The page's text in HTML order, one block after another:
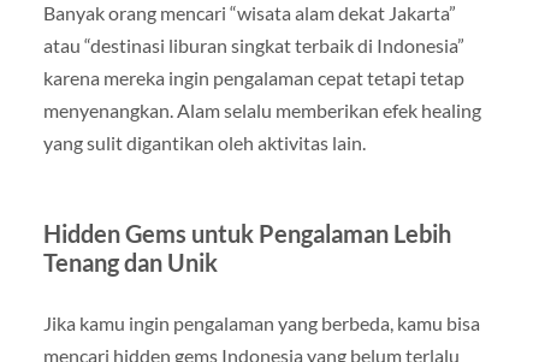
Banyak orang mencari “wisata alam dekat Jakarta”
atau “destinasi liburan singkat terbaik di Indonesia”
karena mereka ingin pengalaman cepat tetapi tetap
menyenangkan. Alam selalu memberikan efek healing
yang sulit digantikan oleh aktivitas lain.
Hidden Gems untuk Pengalaman Lebih
Tenang dan Unik
Jika kamu ingin pengalaman yang berbeda, kamu bisa
mencari hidden gems Indonesia yang belum terlalu